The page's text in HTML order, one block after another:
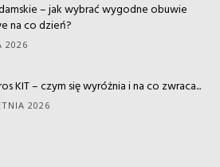
– jak wybrać wygodne obuwie
na co dzień?
2026
KIT – czym się wyróżnia i na co zwraca...
2026